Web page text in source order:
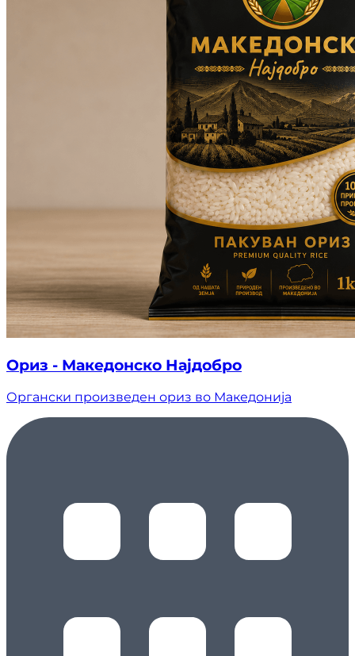
Ориз - Македонско Најдобро
Органски произведен ориз во Македонија